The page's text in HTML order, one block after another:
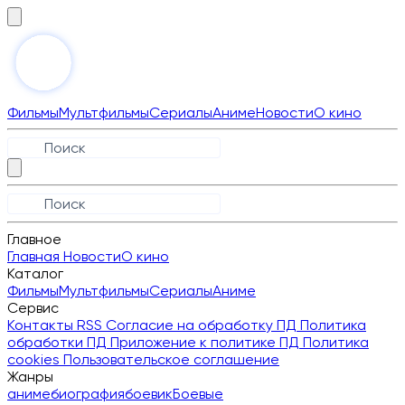
ФильмыМультфильмыСериалыАнимеНовостиО кино
Главное
Главная НовостиО кино
Каталог
ФильмыМультфильмыСериалыАниме
Сервис
Контакты RSS Согласие на обработку ПД Политика
обработки ПД Приложение к политике ПД Политика
cookies Пользовательское соглашение
Жанры
анимебиографиябоевикБоевые